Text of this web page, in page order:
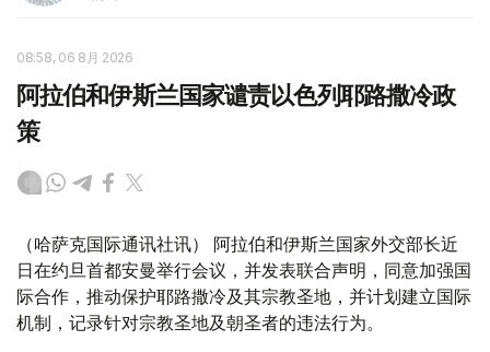
08:58, 06 8月 2026
阿拉伯和伊斯兰国家谴责以色列耶路撒冷政
策
（哈萨克国际通讯社讯） 阿拉伯和伊斯兰国家外交部长近
日在约旦首都安曼举行会议，并发表联合声明，同意加强国
际合作，推动保护耶路撒冷及其宗教圣地，并计划建立国际
机制，记录针对宗教圣地及朝圣者的违法行为。